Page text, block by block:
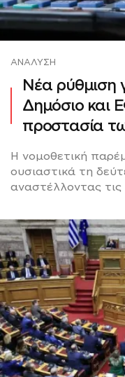
ΑΝΆΛΥΣΗ
Νέα ρύθμιση
Δημόσιο και
προστασία
Η νομοθετική
ουσιαστικά τη
αναστέλλοντας τις